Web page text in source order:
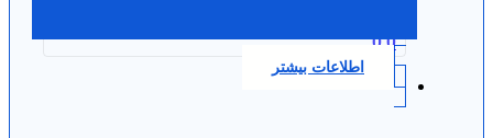
0.0
اطلاعات بیشتر